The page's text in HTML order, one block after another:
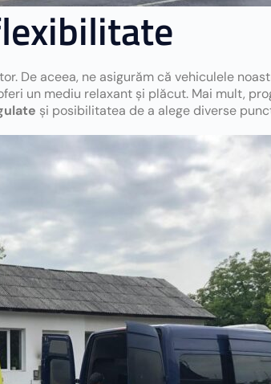
De aceea, ne asigurăm că vehiculele
un mediu relaxant și plăcut. Mai mult,
și posibilitatea de a alege diverse